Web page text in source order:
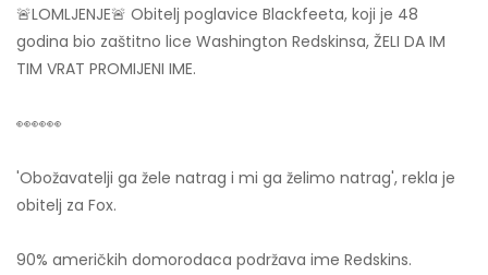
🚨LOMLJENJE🚨 Obitelj poglavice Blackfeeta, koji je 48
godina bio zaštitno lice Washington Redskinsa, ŽELI DA IM
TIM VRAT PROMIJENI IME.
👀👀👀
'Obožavatelji ga žele natrag i mi ga želimo natrag', rekla je
obitelj za Fox.
90% američkih domorodaca podržava ime Redskins.